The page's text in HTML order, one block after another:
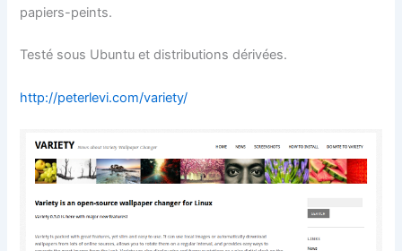
papiers-peints.
Testé sous Ubuntu et distributions dérivées.
http://peterlevi.com/variety/